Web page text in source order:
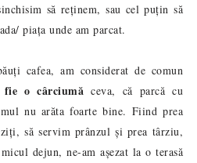
să reținem, sau cel puțin să
piața unde am parcat.
cafea, am considerat de comun
o cârciumă ceva, că parcă cu
nu arăta foarte bine. Fiind prea
să servim prânzul și prea târziu,
dejun, ne-am așezat la o terasă